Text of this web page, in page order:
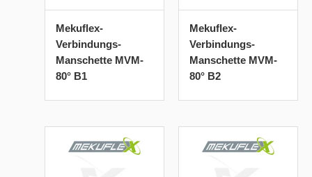
Mekuflex-
Verbindungs-
Manschette MVM-
80° B1
Mekuflex-
Verbindungs-
Manschette MVM-
80° B2